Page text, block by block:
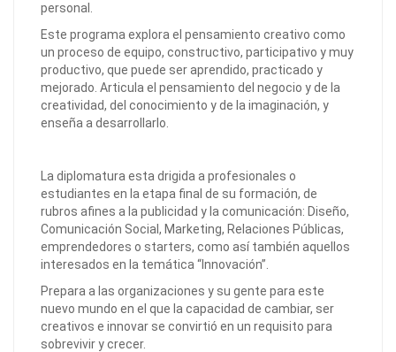
personal.
Este programa explora el pensamiento creativo como
un proceso de equipo, constructivo, participativo y muy
productivo, que puede ser aprendido, practicado y
mejorado. Articula el pensamiento del negocio y de la
creatividad, del conocimiento y de la imaginación, y
enseña a desarrollarlo.
La diplomatura esta drigida a profesionales o
estudiantes en la etapa final de su formación, de
rubros afines a la publicidad y la comunicación: Diseño,
Comunicación Social, Marketing, Relaciones Públicas,
emprendedores o starters, como así también aquellos
interesados en la temática “Innovación”.
Prepara a las organizaciones y su gente para este
nuevo mundo en el que la capacidad de cambiar, ser
creativos e innovar se convirtió en un requisito para
sobrevivir y crecer.